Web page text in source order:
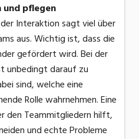
pflegen
Interaktion sagt viel über
aus. Wichtig ist, dass die
gefördert wird. Bei der
unbedingt darauf zu
sind, welche eine
Rolle wahrnehmen. Eine
den Teammitgliedern hilft,
und echte Probleme